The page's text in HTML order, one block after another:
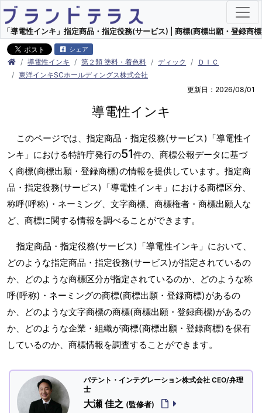
「導電性インキ」指定商品・指定役務(サービス) | 商標(商標出願・登録商
シェア
導電性インキ 第２類 塗料・着色料 ディック
ＤＩＣ
東洋インキSCホールディングス株式会社
更新日：2026/08/01
導電性インキ
このページでは、指定商品・指定役務(サービス)「導電性イ
ンキ」における特許庁発行の51件の、商標公報データに基づ
く商標(商標出願・登録商標)の情報を提供しています。指定商
品・指定役務(サービス)「導電性インキ」における商標区分、
称呼(呼称)・ネーミング、文字商標、商標権者・商標出願人な
ど、商標に関する情報を調べることができます。
指定商品・指定役務(サービス)「導電性インキ」において、
どのような指定商品・指定役務(サービス)が指定されているの
か、どのような商標区分が指定されているのか、どのような称
呼(呼称)・ネーミングの商標(商標出願・登録商標)があるの
か、どのような文字商標の商標(商標出願・登録商標)があるの
か、どのような企業・組織が商標(商標出願・登録商標)を保有
しているのか、商標情報を調査することができます。
パテント・インテグレーション株式会社 CEO/弁理
士
大瀬 佳之 (監修者)